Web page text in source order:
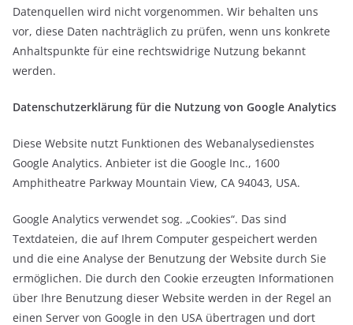
Datenquellen wird nicht vorgenommen. Wir behalten uns
vor, diese Daten nachträglich zu prüfen, wenn uns konkrete
Anhaltspunkte für eine rechtswidrige Nutzung bekannt
werden.
Datenschutzerklärung für die Nutzung von Google Analytics
Diese Website nutzt Funktionen des Webanalysedienstes
Google Analytics. Anbieter ist die Google Inc., 1600
Amphitheatre Parkway Mountain View, CA 94043, USA.
Google Analytics verwendet sog. „Cookies“. Das sind
Textdateien, die auf Ihrem Computer gespeichert werden
und die eine Analyse der Benutzung der Website durch Sie
ermöglichen. Die durch den Cookie erzeugten Informationen
über Ihre Benutzung dieser Website werden in der Regel an
einen Server von Google in den USA übertragen und dort